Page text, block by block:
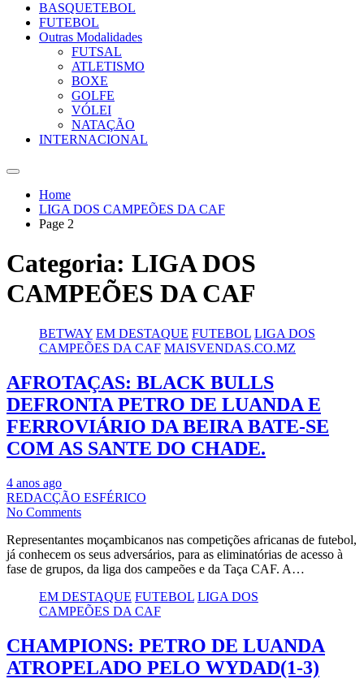
BASQUETEBOL
FUTEBOL
Outras Modalidades
FUTSAL
ATLETISMO
BOXE
GOLFE
VÓLEI
NATAÇÃO
INTERNACIONAL
Home
LIGA DOS CAMPEÕES DA CAF
Page 2
Categoria: LIGA DOS
CAMPEÕES DA CAF
BETWAY EM DESTAQUE FUTEBOL LIGA DOS
CAMPEÕES DA CAF MAISVENDAS.CO.MZ
AFROTAÇAS: BLACK BULLS
DEFRONTA PETRO DE LUANDA E
FERROVIÁRIO DA BEIRA BATE-SE
COM AS SANTE DO CHADE.
4 anos ago
REDACÇÃO ESFÉRICO
No Comments
Representantes moçambicanos nas competições africanas de futebol,
já conhecem os seus adversários, para as eliminatórias de acesso à
fase de grupos, da liga dos campeões e da Taça CAF. A…
EM DESTAQUE FUTEBOL LIGA DOS
CAMPEÕES DA CAF
CHAMPIONS: PETRO DE LUANDA
ATROPELADO PELO WYDAD(1-3)